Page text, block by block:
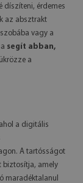
díszíteni, érdemes
az absztrakt
vagy a
segít abban,
a
a digitális
A tartósságot
biztosítja, amely
maradéktalanul